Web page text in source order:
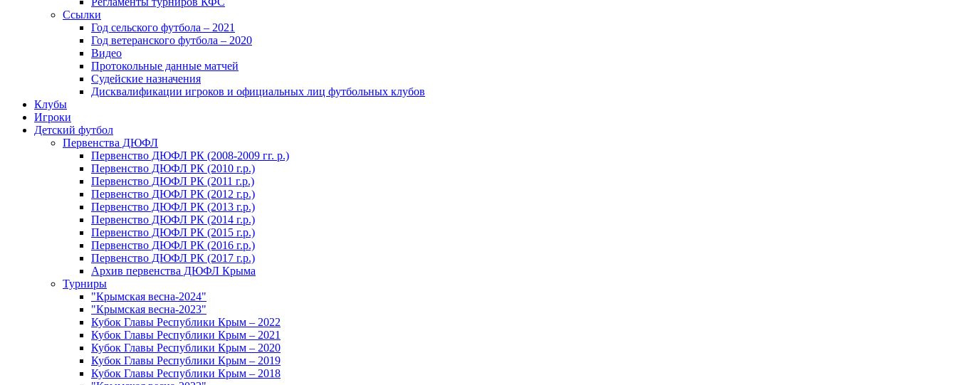
Ссылки
Год сельского футбола – 2021
Год ветеранского футбола – 2020
Видео
Протокольные данные матчей
Судейские назначения
Дисквалификации игроков и официальных лиц футбольных клубов
Клубы
Игроки
Детский футбол
Первенства ДЮФЛ
Первенство ДЮФЛ РК (2008-2009 гг. р.)
Первенство ДЮФЛ РК (2010 г.р.)
Первенство ДЮФЛ РК (2011 г.р.)
Первенство ДЮФЛ РК (2012 г.р.)
Первенство ДЮФЛ РК (2013 г.р.)
Первенство ДЮФЛ РК (2014 г.р.)
Первенство ДЮФЛ РК (2015 г.р.)
Первенство ДЮФЛ РК (2016 г.р.)
Первенство ДЮФЛ РК (2017 г.р.)
Архив первенства ДЮФЛ Крыма
Турниры
"Крымская весна-2024"
"Крымская весна-2023"
Кубок Главы Республики Крым – 2022
Кубок Главы Республики Крым – 2021
Кубок Главы Республики Крым – 2020
Кубок Главы Республики Крым – 2019
Кубок Главы Республики Крым – 2018